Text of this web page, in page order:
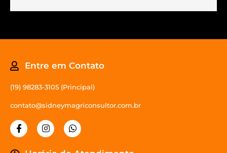
Entre em Contato
(19) 98283-3105 (Principal)
contato@sidneymagriconsultor.com.br